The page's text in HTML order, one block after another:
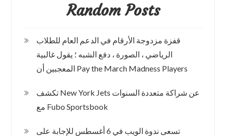
Random Posts
قفزة مزدوجة الأرقام في الدعم العام للطلاب
الرياضي ، الصورة ، دفع الشبه ؛ يقول غالبية
المعجبين أن Pay the March Madness Players
تكشف New York Jets عن شراكة متعددة السنوات
مع Fubo Sportsbook
تسعى ندوة الويب في 6 أغسطس للإجابة على